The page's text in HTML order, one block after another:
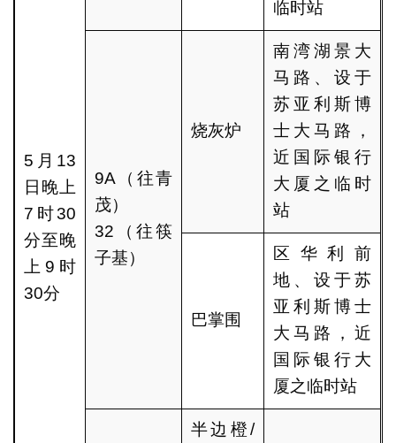
5月13
日晚上
7时30
分至晚
上9时
30分
临时站
9A（往青
茂）
32（往筷
子基）
烧灰炉
南湾湖景大
马路、设于
苏亚利斯博
士大马路，
近国际银行
大厦之临时
站
巴掌围
区华利前
地、设于苏
亚利斯博士
大马路，近
国际银行大
厦之临时站
半边橙/